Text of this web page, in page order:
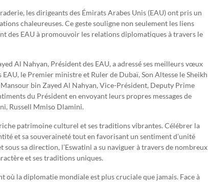
les dirigeants des Émirats Arabes Unis (EAU) ont pris un
chaleureuses. Ce geste souligne non seulement les liens
des EAU à promouvoir les relations diplomatiques à travers le
Al Nahyan, Président des EAU, a adressé ses meilleurs vœux
le Premier ministre et Ruler de Dubaï, Son Altesse le Sheikh
bin Zayed Al Nahyan, Vice-Président, Deputy Prime
du Président en envoyant leurs propres messages de
Russell Mmiso Dlamini.
patrimoine culturel et ses traditions vibrantes. Célébrer la
et sa souveraineté tout en favorisant un sentiment d’unité
sa direction, l’Eswatini a su naviguer à travers de nombreux
et ses traditions uniques.
où la diplomatie mondiale est plus cruciale que jamais. Face à